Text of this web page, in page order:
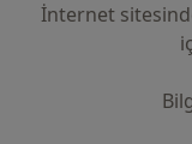
İnternet